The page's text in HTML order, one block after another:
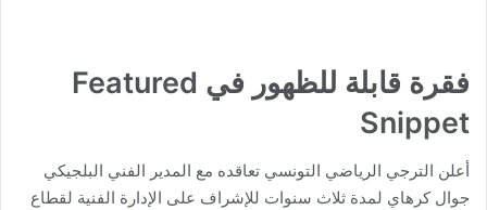
فقرة قابلة للظهور في Featured
Snippet
أعلن الترجي الرياضي التونسي تعاقده مع المدير الفني البلجيكي
جوال كرهاي لمدة ثلاث سنوات للإشراف على الإدارة الفنية لقطاع